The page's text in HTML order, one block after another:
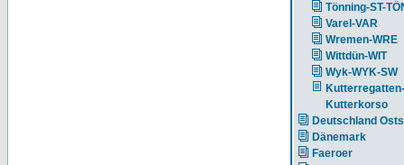
Tönning-ST-
Varel-VAR
Wremen-WRE
Wittdün-WIT
Wyk-WYK-SW
Kutterregatten-
Kutterkorso
Deutschland
Dänemark
Faeroer